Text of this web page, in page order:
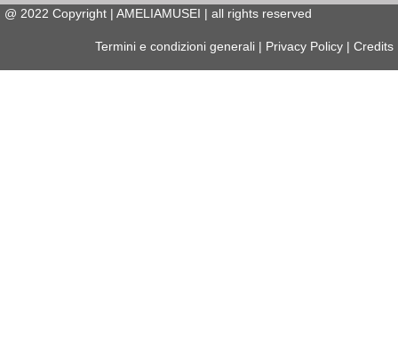
@ 2022 Copyright | AMELIAMUSEI | all rights reserved
Termini e condizioni generali Privacy Policy Credits